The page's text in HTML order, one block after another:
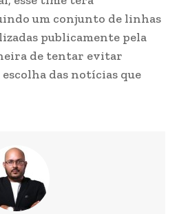
um conjunto de linhas
publicamente pela
de tentar evitar
escolha das notícias que